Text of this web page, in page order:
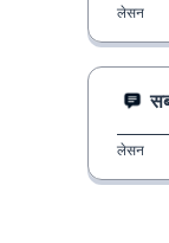
लेसन
लेसन